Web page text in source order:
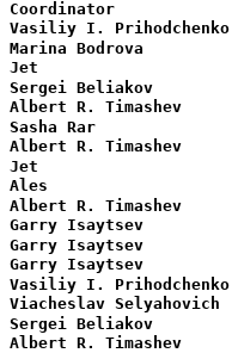
Coordinator
Vasiliy I. Prihodchenko
Marina Bodrova
Jet
Sergei Beliakov
Albert R. Timashev
Sasha Rar
Albert R. Timashev
Jet
Ales
Albert R. Timashev
Garry Isaytsev
Garry Isaytsev
Garry Isaytsev
Vasiliy I. Prihodchenko
Viacheslav Selyahovich
Sergei Beliakov
Albert R. Timashev